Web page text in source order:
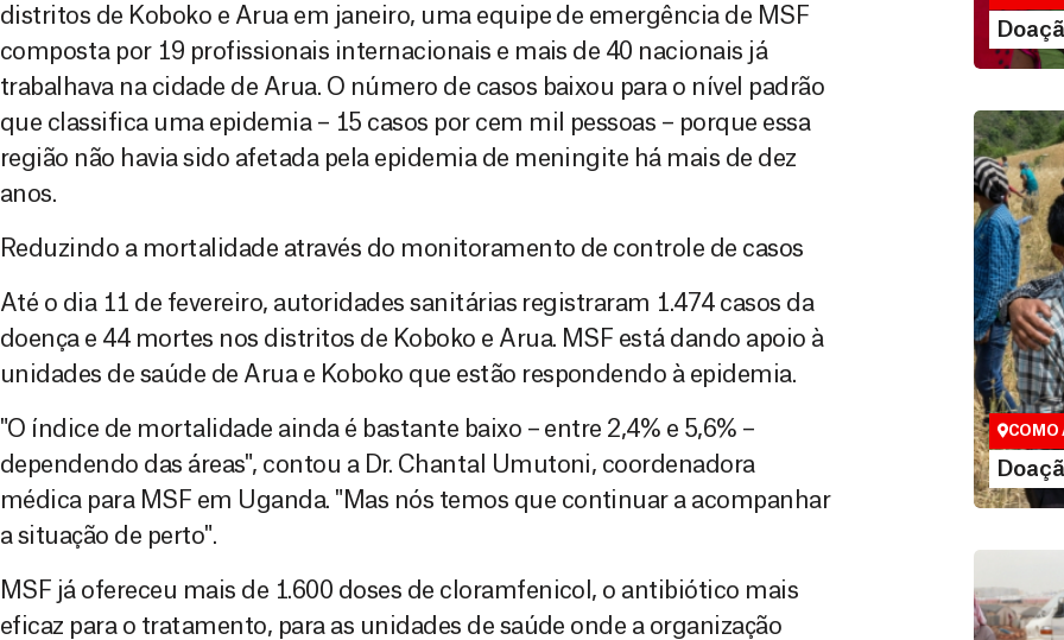
distritos de Koboko e Arua em janeiro, uma equipe de emergência de MSF
composta por 19 profissionais internacionais e mais de 40 nacionais já
trabalhava na cidade de Arua. O número de casos baixou para o nível padrão
que classifica uma epidemia – 15 casos por cem mil pessoas – porque essa
região não havia sido afetada pela epidemia de meningite há mais de dez
anos.
Reduzindo a mortalidade através do monitoramento de controle de casos
Até o dia 11 de fevereiro, autoridades sanitárias registraram 1.474 casos da
doença e 44 mortes nos distritos de Koboko e Arua. MSF está dando apoio à
unidades de saúde de Arua e Koboko que estão respondendo à epidemia.
"O índice de mortalidade ainda é bastante baixo – entre 2,4% e 5,6% –
dependendo das áreas", contou a Dr. Chantal Umutoni, coordenadora
médica para MSF em Uganda. "Mas nós temos que continuar a acompanhar
a situação de perto".
MSF já ofereceu mais de 1.600 doses de cloramfenicol, o antibiótico mais
eficaz para o tratamento, para as unidades de saúde onde a organização
Você
maneiras,
valor que
COMO